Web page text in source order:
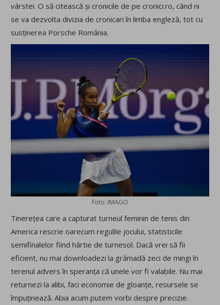
vârstei. O să citească și cronicile de pe cronici.ro, când ni
se va dezvolta divizia de cronicari în limba engleză, tot cu
susținerea Porsche România.
Foto: IMAGO
Tinerețea care a capturat turneul feminin de tenis din
America rescrie oarecum regulile jocului, statisticile
semifinalelor fiind hârtie de turnesol. Dacă vrei să fii
eficient, nu mai downloadezi la grămadă zeci de mingi în
terenul advers în speranța că unele vor fi valabile. Nu mai
returnezi la alibi, faci economie de gloanțe, resursele se
împuținează. Abia acum putem vorbi despre precizie.